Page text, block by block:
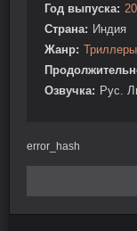
Год выпуска:
Страна: Индия
Жанр: Триллеры
Озвучка: Рус.
error_hash